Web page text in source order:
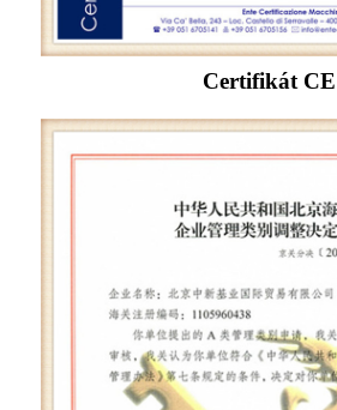
Certifikát CE